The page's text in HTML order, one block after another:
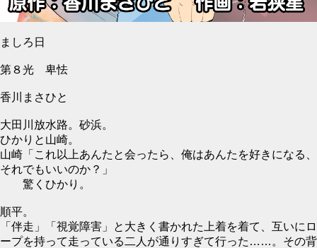
ましろ日
第８光 卑怯
香川まさひと
大田川放水路。砂浜。
ひかりと山崎。
山崎「これ以上あんたと会ったら、俺はあんたを好きになる、
それでもいいのか？」
驚くひかり。
順平。
「伴走」「視覚障害」と大きく書かれた上着を着て、互いにロ
ープを持って走っている二人が通りすぎて行った……。その背